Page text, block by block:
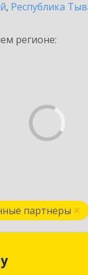
, Республика
регионе:
партнеры